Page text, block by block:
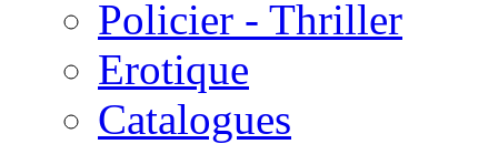
Policier - Thriller
Erotique
Catalogues